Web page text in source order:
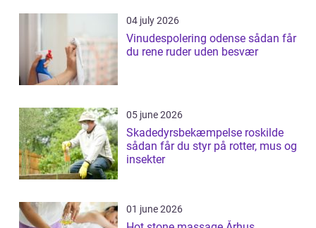
04 july 2026
Vinudespolering odense sådan får
du rene ruder uden besvær
05 june 2026
Skadedyrsbekæmpelse roskilde
sådan får du styr på rotter, mus og
insekter
01 june 2026